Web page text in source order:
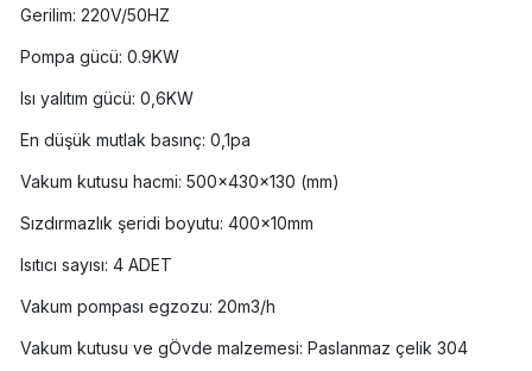
Gerilim: 220V/50HZ
Pompa gücü: 0.9KW
Isı yalıtım gücü: 0,6KW
En düşük mutlak basınç: 0,1pa
Vakum kutusu hacmi: 500×430×130 (mm)
Sızdırmazlık şeridi boyutu: 400×10mm
Isıtıcı sayısı: 4 ADET
Vakum pompası egzozu: 20m3/h
Vakum kutusu ve gÖvde malzemesi: Paslanmaz çelik 304